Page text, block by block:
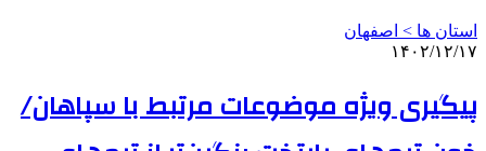
استان ها > اصفهان
۱۴۰۲/۱۲/۱۷
پیگیری ویژه موضوعات مرتبط با سپاهان/